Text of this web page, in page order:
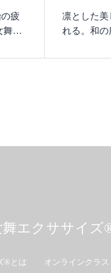
疲
舞の
凛とした美
れる。和
舞エクササイズ
®︎とは オンラインクラス